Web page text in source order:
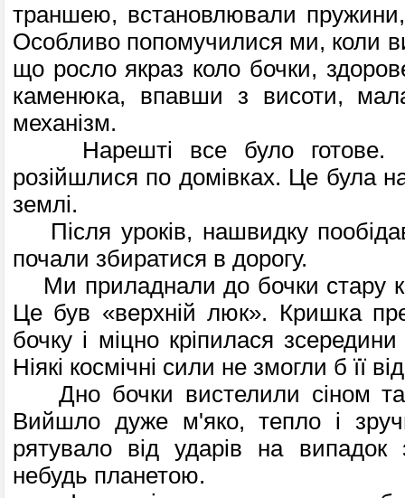
траншею, встанов­лювали
Особливо попомучилися ми, коли
що росло якраз коло бочки,
каменюка, впавши з висоти,
механізм.
Нарешті все було готове.
розійшлися по домівках. Це була
землі.
Після уроків, нашвидку
почали збиратися в дорогу.
Ми приладнали до бочки стару
Це був «верхній люк». Кришка
бочку і міцно кріпилася
Ніякі космічні сили не змогли б її
Дно бочки вистелили сіном
Вийшло дуже м'яко, тепло і
рятувало від ударів на випадок
небудь планетою.